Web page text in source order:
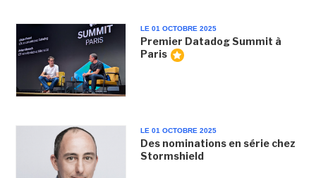
LE 01 OCTOBRE 2025
Premier Datadog Summit à
Paris
LE 01 OCTOBRE 2025
Des nominations en série chez
Stormshield